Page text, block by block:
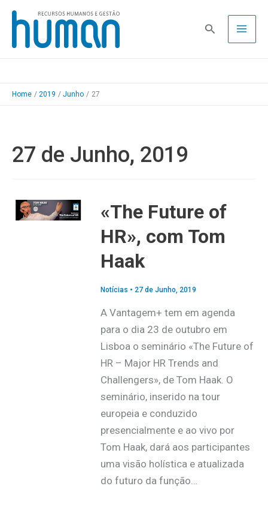
Skip
content
Pesquisa
Home 2019 Junho 27
27 de Junho, 2019
«The Future of
HR», com Tom
Haak
Notícias • 27 de Junho, 2019
A Vantagem+ tem em agenda
para o dia 23 de outubro em
Lisboa o seminário «The Future of
HR – Major HR Trends and
Challengers», de Tom Haak. O
seminário, inserido na tour
europeia e conduzido
presencialmente e ao vivo por
Tom Haak, dará aos participantes
uma visão holística e atualizada
do futuro da função…